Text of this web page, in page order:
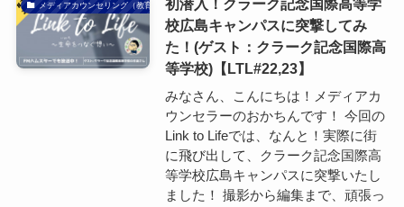
メディアカウンセリング（教育）
初潜入！クラーク記念国際高等学
校広島キャンパスに突撃してみ
た！(ゲスト：クラーク記念国際高
等学校)【LTL#22,23】
みなさん、こんにちは！メディアカ
ウンセラーのおかちんです！ 今回の
Link to Lifeでは、なんと！実際に街
に飛び出して、クラーク記念国際高
等学校広島キャンパスに突撃いたし
ました！ 撮影から編集まで、頑張っ